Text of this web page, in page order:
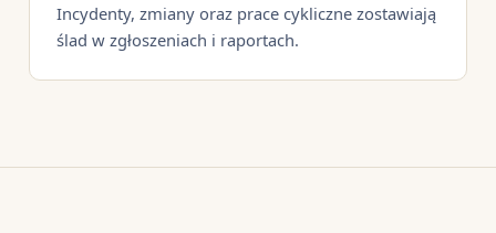
Incydenty, zmiany oraz prace cykliczne zostawiają
ślad w zgłoszeniach i raportach.